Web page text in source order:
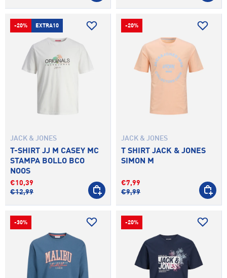
-20% EXTRA10
JACK & JONES
T-SHIRT JJ M CASEY MC
STAMPA BOLLO BCO
NOOS
€10,39
€12,99
SCEGLI OPZIONI
-20%
JACK & JONES
T SHIRT JACK & JONES
SIMON M
€7,99
€9,99
SCEGLI
-30% -20%